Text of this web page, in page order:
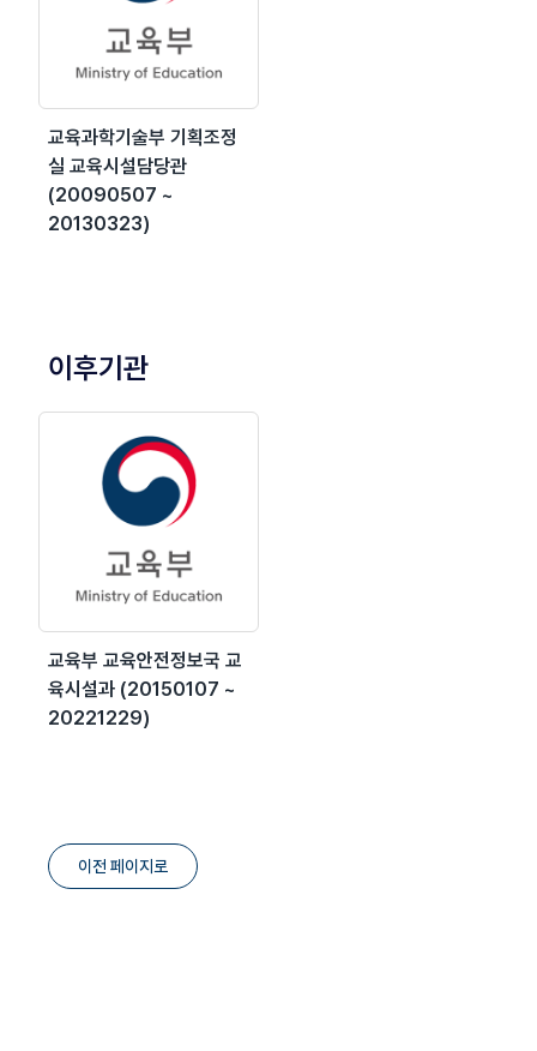
교육과학기술부 기획조정
실 교육시설담당관
(20090507 ~
20130323)
이후기관
교육부 교육안전정보국 교
육시설과 (20150107 ~
20221229)
이전 페이지로